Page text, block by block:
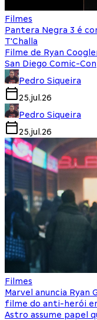
Filmes
Pantera Negra 3 é
T'Challa
Filme de Ryan
San Diego Comic-Con
Pedro Siqueira
25.jul.26
Pedro Siqueira
25.jul.26
Filmes
Marvel anuncia Ryan
filme do anti-herói
Astro assume papel